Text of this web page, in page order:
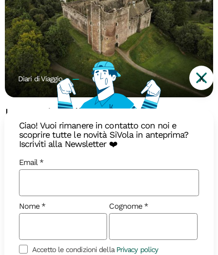
Diari di Viaggio
La magia della Scozia: Hogwarts
Express, castelli e isole
misteriose
Immergetevi nell’atmosfera scozzese lungo un
itinerario incantevole tra storia e magia
X
Ciao! Vuoi rimanere in contatto con noi e
scoprire tutte le novità SiVola in anteprima?
Iscriviti alla Newsletter ❤️
Email
Nome Cognome
Accetto le condizioni della Privacy policy